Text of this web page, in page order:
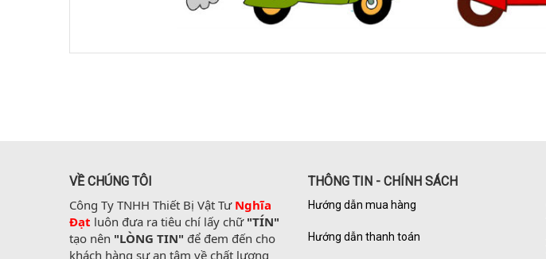
VỀ CHÚNG TÔI
Công Ty TNHH Thiết Bị Vật Tư Nghĩa
Đạt luôn đưa ra tiêu chí lấy chữ "TÍN"
tạo nên "LÒNG TIN" để đem đến cho
khách hàng sự an tâm về chất lượng
THÔNG TIN - CHÍNH SÁCH
Hướng dẫn mua hàng
Hướng dẫn thanh toán